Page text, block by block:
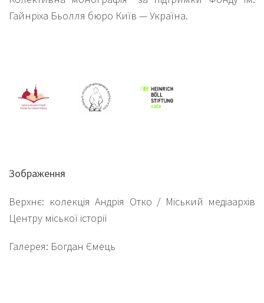
Гайнріха Бьолля бюро Київ — Україна.
Зображення
Верхнє: колекція Андрія Отко / Міський медіаархів
Центру міської історії
Галерея: Богдан Ємець